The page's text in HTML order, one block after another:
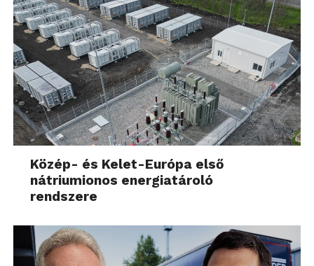
Közép- és Kelet-Európa első
nátriumionos energiatároló
rendszere